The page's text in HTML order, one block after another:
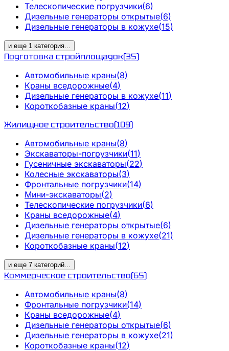
Телескопические погрузчики(6)
Дизельные генераторы открытые(6)
Дизельные генераторы в кожухе(15)
и еще 1 категория...
Подготовка стройплощадок(35)
Автомобильные краны(8)
Краны вседорожные(4)
Дизельные генераторы в кожухе(11)
Короткобазные краны(12)
Жилищное строительство(109)
Автомобильные краны(8)
Экскаваторы-погрузчики(11)
Гусеничные экскаваторы(22)
Колесные экскаваторы(3)
Фронтальные погрузчики(14)
Мини-экскаваторы(2)
Телескопические погрузчики(6)
Краны вседорожные(4)
Дизельные генераторы открытые(6)
Дизельные генераторы в кожухе(21)
Короткобазные краны(12)
и еще 7 категорий...
Коммерческое строительство(65)
Автомобильные краны(8)
Фронтальные погрузчики(14)
Краны вседорожные(4)
Дизельные генераторы открытые(6)
Дизельные генераторы в кожухе(21)
Короткобазные краны(12)